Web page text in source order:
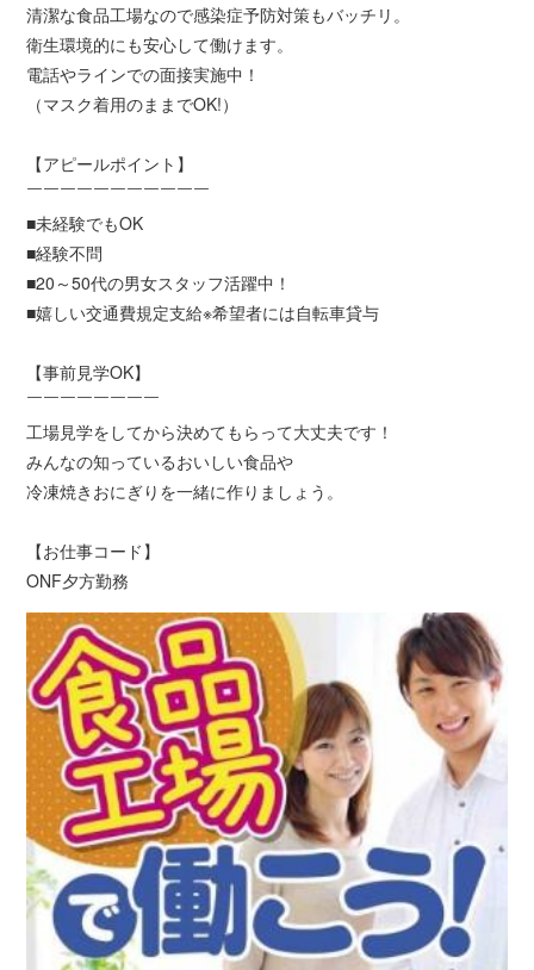
清潔な食品工場なので感染症予防対策もバッチリ。
衛生環境的にも安心して働けます。
電話やラインでの面接実施中！
（マスク着用のままでOK!）
【アピールポイント】
￣￣￣￣￣￣￣￣￣￣￣
■未経験でもOK
■経験不問
■20～50代の男女スタッフ活躍中！
■嬉しい交通費規定支給※希望者には自転車貸与
【事前見学OK】
￣￣￣￣￣￣￣￣
工場見学をしてから決めてもらって大丈夫です！
みんなの知っているおいしい食品や
冷凍焼きおにぎりを一緒に作りましょう。
【お仕事コード】
ONF夕方勤務